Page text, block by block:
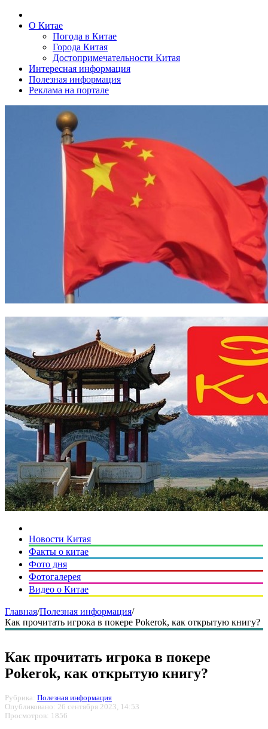
О Китае
Погода в Китае
Города Китая
Достопримечательности Китая
Интересная информация
Полезная информация
Реклама на портале
Новости Китая
Факты о китае
Фото дня
Фотогалерея
Видео о Китае
Главная/Полезная информация/
Как прочитать игрока в покере Pokerok, как открытую книгу?
Как прочитать игрока в покере
Pokerok, как открытую книгу?
Рубрика: Полезная информация
Опубликовано: 26 сентября 2023, 14:53
Просмотров: 1856